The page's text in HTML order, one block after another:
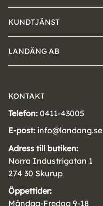
KUNDTJÄNST
LANDÄNG AB
KONTAKT
Telefon: 0411-43005
E-post: info@landang.se
Adress till butiken:
Norra Industrigatan 1
274 30 Skurup
Öppettider:
Måndag-Fredag 9-18